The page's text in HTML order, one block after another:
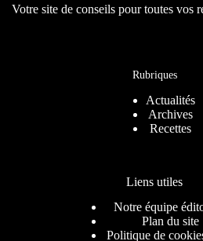
Votre site de conseils pour toutes vos
Rubriques
Actualités
Archives
Recettes
Liens utiles
Notre équipe
Plan du site
Politique de